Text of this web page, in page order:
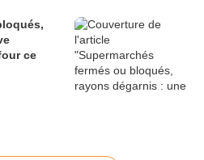
ce